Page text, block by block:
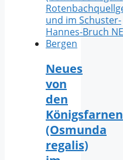
Neues
von
den
Königsfarnen
(Osmunda
regalis)